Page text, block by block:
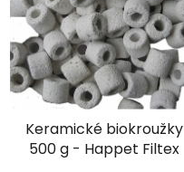
Keramické biokroužky
500 g - Happet Filtex